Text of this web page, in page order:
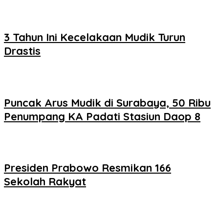
3 Tahun Ini Kecelakaan Mudik Turun
Drastis
Puncak Arus Mudik di Surabaya, 50 Ribu
Penumpang KA Padati Stasiun Daop 8
Presiden Prabowo Resmikan 166
Sekolah Rakyat